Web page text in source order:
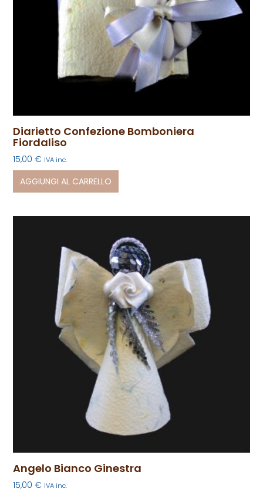
Diarietto Confezione Bomboniera
Fiordaliso
15,00€ IVA inc.
AGGIUNGI AL CARRELLO
Angelo Bianco Ginestra
15,00€ IVA inc.